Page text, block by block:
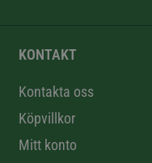
KONTAKT
Kontakta oss
Köpvillkor
Mitt konto